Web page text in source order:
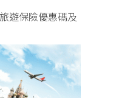
遊保險優惠碼及